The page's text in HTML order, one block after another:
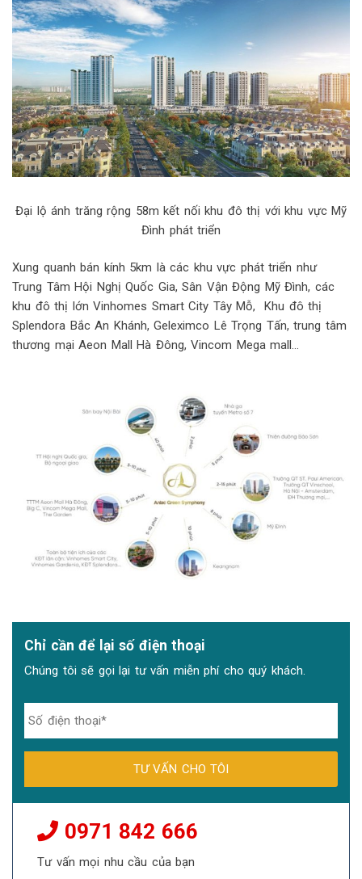
Đại lộ ánh trăng rộng 58m kết nối khu đô thị với khu vực Mỹ
Đình phát triển
Xung quanh bán kính 5km là các khu vực phát triển như
Trung Tâm Hội Nghị Quốc Gia, Sân Vận Động Mỹ Đình, các
khu đô thị lớn Vinhomes Smart City Tây Mỗ, Khu đô thị
Splendora Bắc An Khánh, Geleximco Lê Trọng Tấn, trung tâm
thương mại Aeon Mall Hà Đông, Vincom Mega mall…
Chỉ cần để lại số điện thoại
Chúng tôi sẽ gọi lại tư vấn miễn phí cho quý khách.
0971 842 666
Tư vấn mọi nhu cầu của bạn